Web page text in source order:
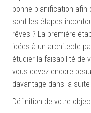
bonne planification afin
sont les étapes
rêves ? La première
idées à un architecte
étudier la faisabilité de
vous devez encore
davantage dans la suite
Définition de votre